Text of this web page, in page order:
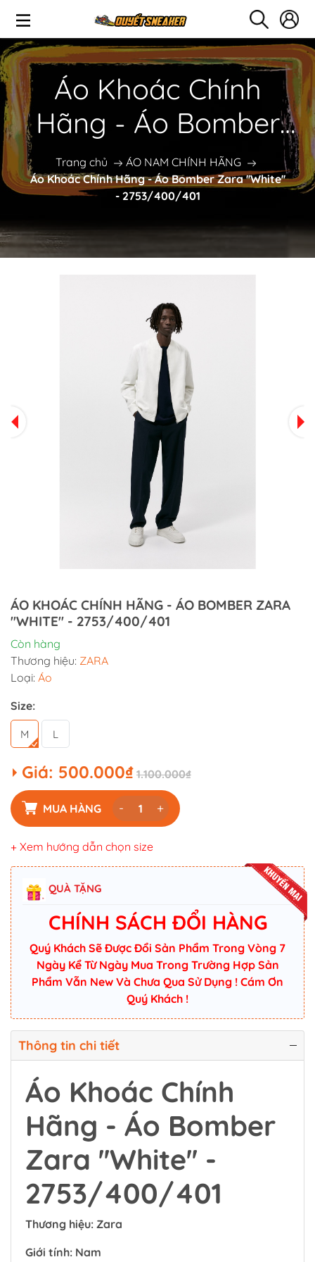
Áo Khoác Chính
Hãng - Áo Bomber
Zara ''White'' -
2753/400/401
Trang chủ
ÁO NAM CHÍNH HÃNG
Áo Khoác Chính Hãng - Áo Bomber Zara ''White''
- 2753/400/401
ÁO KHOÁC CHÍNH HÃNG - ÁO BOMBER ZARA
''WHITE'' - 2753/400/401
Còn hàng
Thương hiệu: ZARA
Loại: Áo
Size:
M L
Giá: 500.000₫ 1.100.000₫
MUA HÀNG - +
+ Xem hướng dẫn chọn size
QUÀ TẶNG
CHÍNH SÁCH ĐỔI HÀNG
Quý Khách Sẽ Được Đổi Sản Phẩm Trong Vòng 7
Ngày Kể Từ Ngày Mua Trong Trường Hợp Sản
Phẩm Vẫn New Và Chưa Qua Sử Dụng ! Cám Ơn
Quý Khách !
Thông tin chi tiết
Áo Khoác Chính
Hãng - Áo Bomber
Zara ''White'' -
2753/400/401
Thương hiệu: Zara
Giới tính: Nam